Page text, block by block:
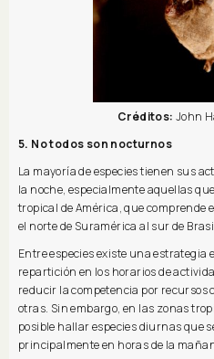
Créditos: John
5. No todos son nocturnos
La mayoría de especies tienen sus
la noche, especialmente aquellas
tropical de América, que comprende
el norte de Suramérica al sur de
Entre especies existe una estrategia
repartición en los horarios de
reducir la competencia por recursos
otras. Sin embargo, en las zonas
posible hallar especies diurnas que
principalmente en horas de la